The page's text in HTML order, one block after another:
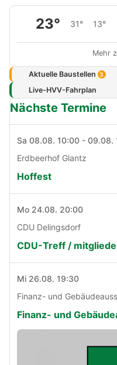
23° 31° 13°
Mehr
Aktuelle Baustellen 3
Live-HVV-Fahrplan
Nächste Termine
Sa 08.08. 10:00 - 09.08.
Erdbeerhof Glantz
Hoffest
Mo 24.08. 20:00
CDU Delingsdorf
CDU-Treff /
Mi 26.08. 19:30
Finanz- und
Finanz- und